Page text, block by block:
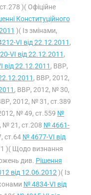
)( Офіційне
Конституційного
)( Із змінами,
VI від 22.12.2011 ,
VI від 22.12.2011 ,
від 22.12.2011 , ВВР,
, ВВР, 2012,
, ВВР, 2012, № 30,
2012, № 31, ст.389
№ 49, ст.559 №
№ 21, ст.208 № 4661-
ст.64 № 4677-VI від
)( Щодо визнання
див. Рішення
від 12.06.2012 )( Із
№ 4834-VI від